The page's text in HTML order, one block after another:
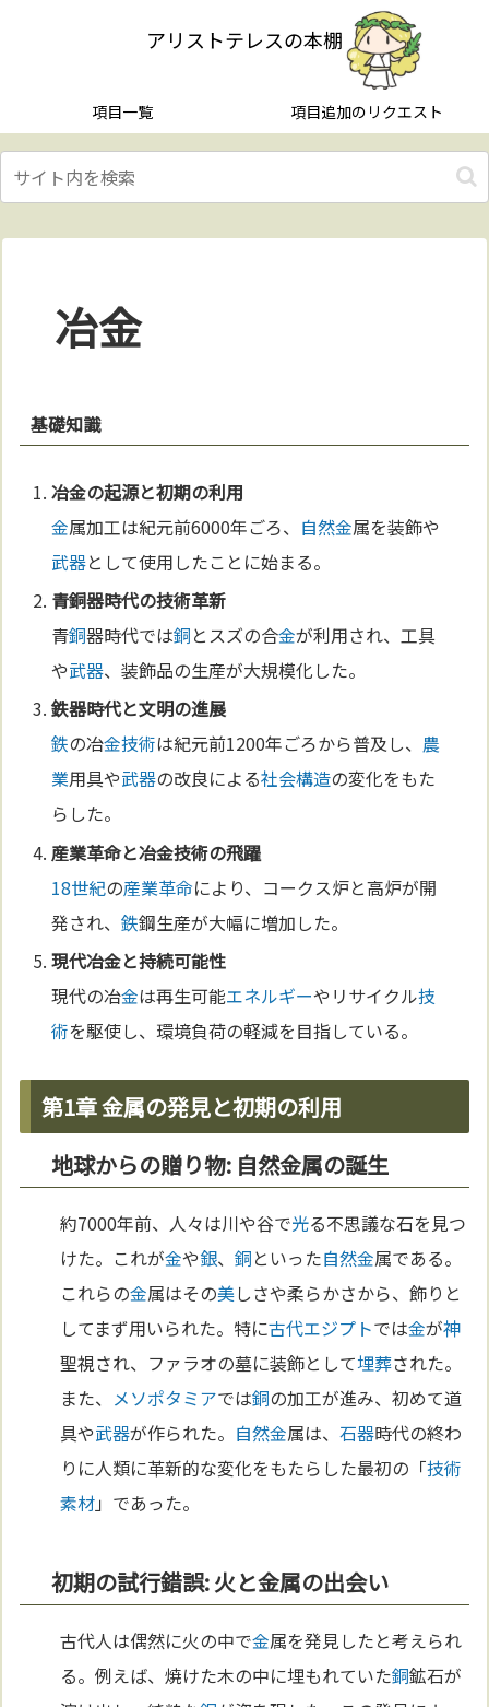
アリストテレスの本棚
項目一覧 項目追加のリクエスト
冶金
基礎知識
冶金の起源と初期の利用
金属加工は紀元前6000年ごろ、 自然金属を装飾や
武器として使用したことに始まる。
青銅器時代の技術革新
青銅器時代では銅とスズの合金が利用され、工具
や武器、装飾品の生産が大規模化した。
鉄器時代と文明の進展
鉄の冶金技術は紀元前1200年ごろから普及し、 農
業用具や武器の改良による社会構造の変化をもた
らした。
産業革命と冶金技術の飛躍
18世紀の産業革命により、コークス炉と高炉が開
発され、鉄鋼生産が大幅に増加した。
現代冶金と持続可能性
現代の冶金は再生可能エネルギーやリサイクル技
術を駆使し、環境負荷の軽減を目指している。
第1章 金属の発見と初期の利用
地球からの贈り物: 自然金属の誕生
約7000年前、人々は川や谷で光る不思議な石を見つ
けた。これが金や銀、銅といった自然金属である。
これらの金属はその美しさや柔らかさから、飾りと
してまず用いられた。特に古代エジプトでは金が神
聖視され、ファラオの墓に装飾として埋葬された。
また、 メソポタミアでは銅の加工が進み、初めて道
具や武器が作られた。 自然金属は、石器時代の終わ
りに人類に革新的な変化をもたらした最初の「技術
素材」であった。
初期の試行錯誤: 火と金属の出会い
古代人は偶然に火の中で金属を発見したと考えられ
る。例えば、焼けた木の中に埋もれていた銅鉱石が